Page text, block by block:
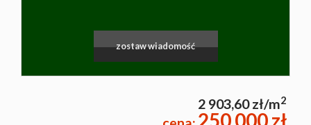
zostaw wiadomość
2 903,60 zł/m2